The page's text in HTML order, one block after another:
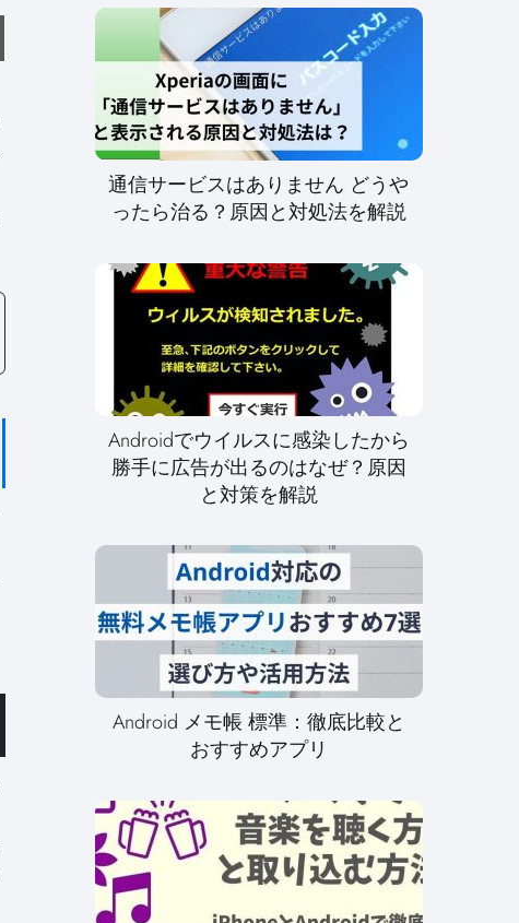
通信サービスはありません どうや
ったら治る？原因と対処法を解説
Androidでウイルスに感染したから
勝手に広告が出るのはなぜ？原因
と対策を解説
Android メモ帳 標準：徹底比較と
おすすめアプリ